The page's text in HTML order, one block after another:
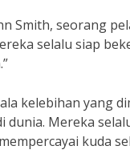
Smith, seorang
selalu siap
kelebihan yang
dunia. Mereka
kuda